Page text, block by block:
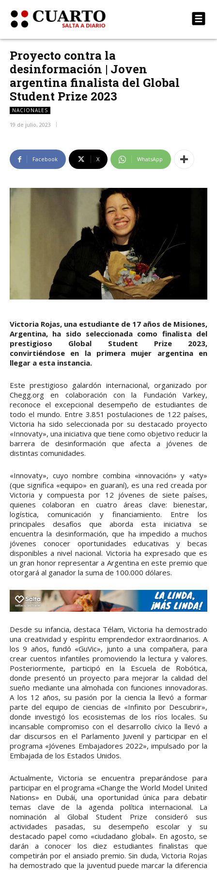
Proyecto contra la
desinformación | Joven
argentina finalista del Global
Student Prize 2023
NACIONALES
19 de julio, 2023
Facebook X WhatsApp
Victoria Rojas, una estudiante de 17 años de Misiones,
Argentina, ha sido seleccionada como finalista del
prestigioso Global Student Prize 2023,
convirtiéndose en la primera mujer argentina en
llegar a esta instancia.
Este prestigioso galardón internacional, organizado por
Chegg.org en colaboración con la Fundación Varkey,
reconoce el excepcional desempeño de estudiantes de
todo el mundo. Entre 3.851 postulaciones de 122 países,
Victoria ha sido seleccionada por su destacado proyecto
«Innovaty», una iniciativa que tiene como objetivo reducir la
barrera de desinformación que afecta a jóvenes de
distintas comunidades.
«Innovaty», cuyo nombre combina «innovación» y «aty»
(que significa «equipo» en guaraní), es una red creada por
Victoria y compuesta por 12 jóvenes de siete países,
quienes colaboran en cuatro áreas clave: bienestar,
logística, comunicación y financiamiento. Entre los
principales desafíos que aborda esta iniciativa se
encuentra la desinformación, que ha impedido a muchos
jóvenes conocer oportunidades educativas y becas
disponibles a nivel nacional. Victoria ha expresado que es
un gran honor representar a Argentina en este premio que
otorgará al ganador la suma de 100.000 dólares.
Desde su infancia, destaca Télam, Victoria ha demostrado
una creatividad y espíritu emprendedor extraordinarios. A
los 9 años, fundó «GuVic», junto a una compañera, para
crear cuentos infantiles promoviendo la lectura y valores.
Posteriormente, participó en la Escuela de Robótica,
donde presentó un proyecto para mejorar la calidad del
sueño mediante una almohada con funciones innovadoras.
A los 12 años, su pasión por la ciencia la llevó a formar
parte del equipo de ciencias de «Infinito por Descubrir»,
donde investigó los ecosistemas de los ríos locales. Su
incansable compromiso con el desarrollo cívico la llevó a
dar discursos en el Parlamento Juvenil y participar en el
programa «Jóvenes Embajadores 2022», impulsado por la
Embajada de los Estados Unidos.
Actualmente, Victoria se encuentra preparándose para
participar en el programa «Change the World Model United
Nations» en Dubái, una oportunidad única para debatir
temas clave de la agenda política internacional. La
nominación al Global Student Prize consideró sus
actividades pasadas, su desempeño escolar y su
destacado papel como «ciudadano global». En agosto, se
darán a conocer los diez estudiantes finalistas que
competirán por el ansiado premio. Sin duda, Victoria Rojas
ha demostrado que la juventud puede marcar la diferencia